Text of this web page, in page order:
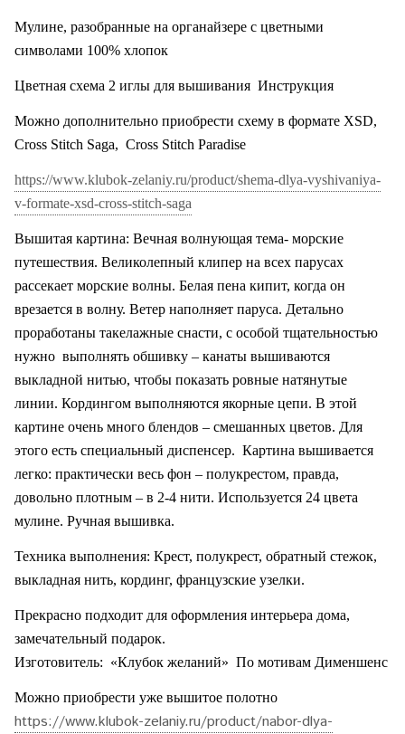
Мулине, разобранные на органайзере с цветными
символами 100% хлопок
Цветная схема 2 иглы для вышивания Инструкция
Можно дополнительно приобрести схему в формате XSD,
Cross Stitch Saga, Cross Stitch Paradise
https://www.klubok-zelaniy.ru/product/shema-dlya-vyshivaniya-
v-formate-xsd-cross-stitch-saga
Вышитая картина: Вечная волнующая тема- морские
путешествия. Великолепный клипер на всех парусах
рассекает морские волны. Белая пена кипит, когда он
врезается в волну. Ветер наполняет паруса. Детально
проработаны такелажные снасти, с особой тщательностью
нужно выполнять обшивку – канаты вышиваются
выкладной нитью, чтобы показать ровные натянутые
линии. Кордингом выполняются якорные цепи. В этой
картине очень много блендов – смешанных цветов. Для
этого есть специальный диспенсер. Картина вышивается
легко: практически весь фон – полукрестом, правда,
довольно плотным – в 2-4 нити. Используется 24 цвета
мулине. Ручная вышивка.
Техника выполнения: Крест, полукрест, обратный стежок,
выкладная нить, кординг, французские узелки.
Прекрасно подходит для оформления интерьера дома,
замечательный подарок.
Изготовитель: «Клубок желаний» По мотивам Дименшенс
Можно приобрести уже вышитое полотно
https://www.klubok-zelaniy.ru/product/nabor-dlya-